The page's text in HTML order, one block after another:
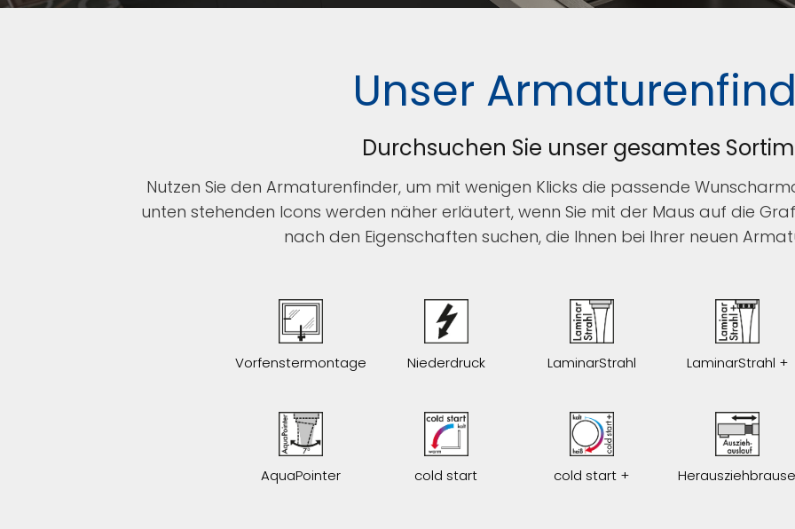
Unser
Durchsuchen Sie unser gesamtes
Nutzen Sie den Armaturenfinder, um mit wenigen Klicks die passende
unten stehenden Icons werden näher erläutert, wenn Sie mit der Maus auf die
nach den Eigenschaften suchen, die Ihnen bei Ihrer neuen
Vorfenstermontage Niederdruck LaminarStrahl LaminarStrahl +
AquaPointer cold start cold start +